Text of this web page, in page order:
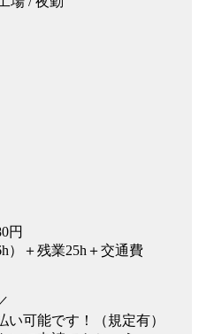
円
）＋残業25h＋交通費
い可能です！（規定有）